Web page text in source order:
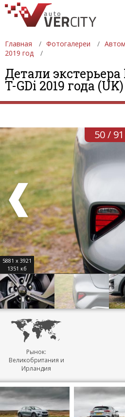
Главная Фотогалереи
2019 год
Детали экстерьера
T-GDi 2019 года
ФОТОГАЛЕРЕИ
АВТОСАЛОНЫ
ФОРМУЛА-1
50 / 91
5881 x 3921
1351 кб
Рынок:
Великобритания и
Ирландия